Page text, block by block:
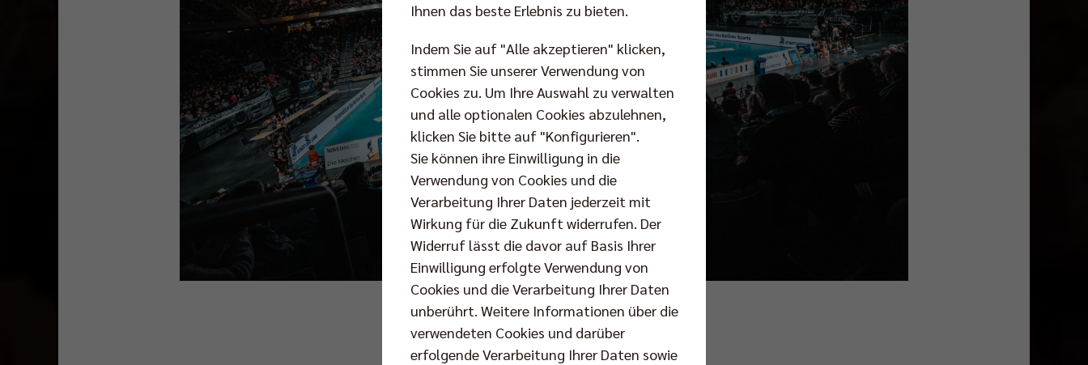
Foto: Kevin Mattig
Ihnen das beste Erlebnis zu bieten.
Indem Sie auf "Alle akzeptieren" klicken,
stimmen Sie unserer Verwendung von
Cookies zu. Um Ihre Auswahl zu verwalten
und alle optionalen Cookies abzulehnen,
klicken Sie bitte auf "Konfigurieren".
Sie können ihre Einwilligung in die
Verwendung von Cookies und die
Verarbeitung Ihrer Daten jederzeit mit
Wirkung für die Zukunft widerrufen. Der
Widerruf lässt die davor auf Basis Ihrer
Einwilligung erfolgte Verwendung von
Cookies und die Verarbeitung Ihrer Daten
unberührt. Weitere Informationen über die
verwendeten Cookies und darüber
erfolgende Verarbeitung Ihrer Daten sowie